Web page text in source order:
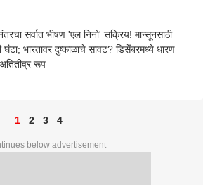
सर्वात भीषण 'एल निनो' सक्रिय! मान्सूनसाठी
घंटा; भारतावर दुष्काळाचे सावट? डिसेंबरमध्ये धारण
रूप
1 2 3 4
below advertisement